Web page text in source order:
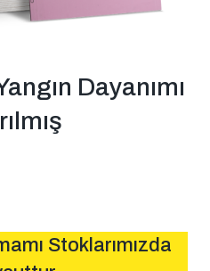
Dayanımı
Stoklarımızda